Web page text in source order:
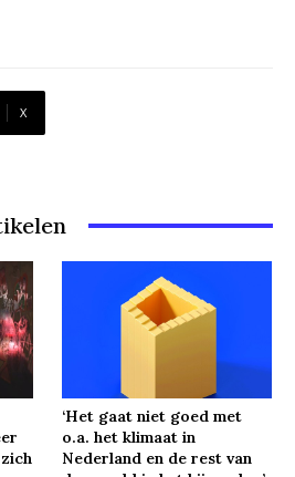
X
‘Het gaat niet goed met
o.a. het klimaat in
Nederland en de rest van